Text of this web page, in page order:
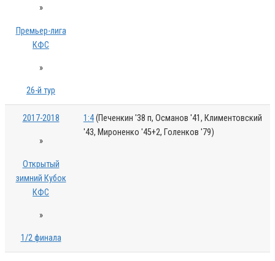
»
Премьер-лига
КФС
»
26-й тур
2017-2018
»
Открытый
зимний Кубок
КФС
»
1/2 финала
1:4(Печенкин '38 п, Османов '41, Климентовский
'43, Мироненко '45+2, Голенков '79)